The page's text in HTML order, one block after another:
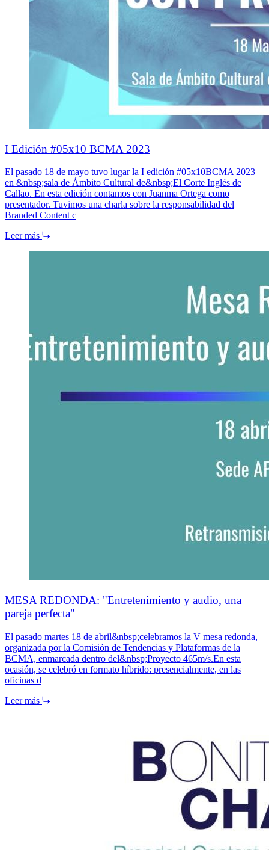
I Edición #05x10 BCMA 2023
El pasado 18 de mayo tuvo lugar la I edición #05x10BCMA 2023
en &nbsp;sala de Ámbito Cultural de&nbsp;El Corte Inglés de
Callao. En esta edición contamos con Juanma Ortega como
presentador. Tuvimos una charla sobre la responsabilidad del
Branded Content c
Leer más
MESA REDONDA: "Entretenimiento y audio, una
pareja perfecta"
El pasado martes 18 de abril&nbsp;celebramos la V mesa redonda,
organizada por la Comisión de Tendencias y Plataformas de la
BCMA, enmarcada dentro del&nbsp;Proyecto 465m/s.En esta
ocasión, se celebró en formato híbrido: presencialmente, en las
oficinas d
Leer más